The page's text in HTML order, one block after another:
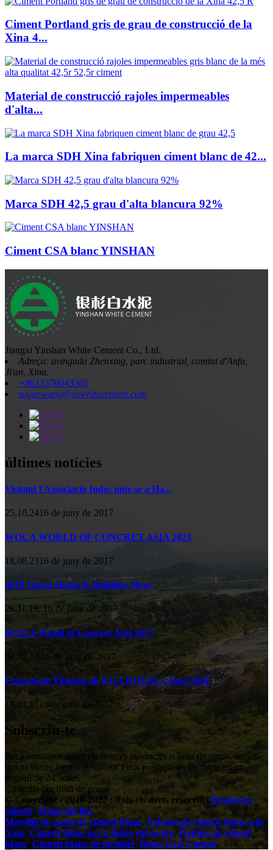
Ciment Portland gris de grau de construcció de la
Xina 4...
Material de construcció rajoles impermeables
d'alta...
La marca SDH Xina fabriquen ciment blanc de 42...
Marca SDH 42,5 grau d'alta blancura 92%
Ciment CSA blanc YINSHAN
Jiangxi Yinshan White Cement Co., Ltd.
Adreça: avinguda Zhenxing, parc industrial, comtat d'Anfu,
Ji'an, Xina.
+8613576043305
sugar.wang@yswhitecement.com
últimes notícies
Visitant l'Associació Indo: unir-se a Ha...
25,10,2416 de juny de 2017
WOCA WORLD OF CONCRET ASIA 2023
18,08,2316 de juny de 2017
2018 Japan Home & Building Show
26,11,18, 16 de juny de 2017
WOCA World of Concret Àsia 2017
08,12,17 16 de juny de 2017
Exportació Yinshan als EUA ROYAL i Japó SKK
18,01,1716 de juny de 2017
Subscriu-te
Per a consultes sobre els nostres productes o llista de preus, deixeu-
nos el vostre correu electrònic i ens posarem en contacte en un
termini de 24 hores.
Consulta per llista de preus
© Copyright - 2010-2022 : Tots els drets reservats.Productes
calents, Mapa del lloc
Massilla de paret de ciment blanc, Fàbrica de ciment blanc a la
Xina Ciment blanc per a fuites del sostre, Rajoles de ciment
blanc Ciment blanc de formigó, Blanc Gris Ciment,